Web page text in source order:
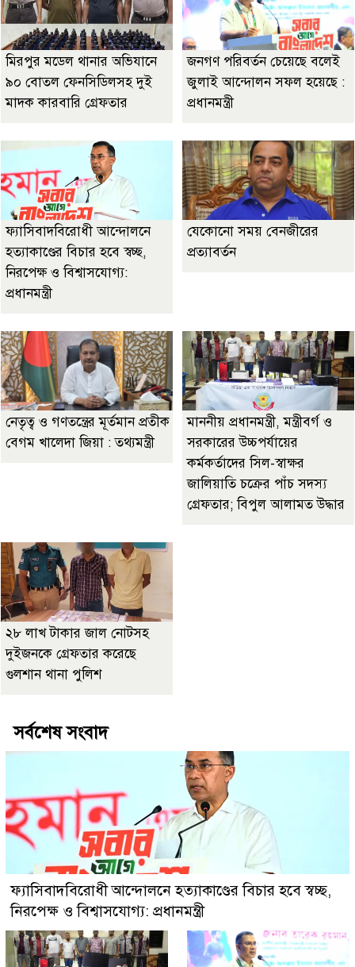
মিরপুর মডেল থানার অভিযানে
৯০ বোতল ফেনসিডিলসহ দুই
মাদক কারবারি গ্রেফতার
জনগণ পরিবর্তন চেয়েছে বলেই
জুলাই আন্দোলন সফল হয়েছে :
প্রধানমন্ত্রী
ফ্যাসিবাদবিরোধী আন্দোলনে
হত্যাকাণ্ডের বিচার হবে স্বচ্ছ,
নিরপেক্ষ ও বিশ্বাসযোগ্য:
প্রধানমন্ত্রী
যেকোনো সময় বেনজীরের
প্রত্যাবর্তন
নেতৃত্ব ও গণতন্ত্রের মূর্তমান প্রতীক
বেগম খালেদা জিয়া : তথ্যমন্ত্রী
মাননীয় প্রধানমন্ত্রী, মন্ত্রীবর্গ ও
সরকারের উচ্চপর্যায়ের
কর্মকর্তাদের সিল-স্বাক্ষর
জালিয়াতি চক্রের পাঁচ সদস্য
গ্রেফতার; বিপুল আলামত উদ্ধার
২৮ লাখ টাকার জাল নোটসহ
দুইজনকে গ্রেফতার করেছে
গুলশান থানা পুলিশ
সর্বশেষ সংবাদ
ফ্যাসিবাদবিরোধী আন্দোলনে হত্যাকাণ্ডের বিচার হবে স্বচ্ছ,
নিরপেক্ষ ও বিশ্বাসযোগ্য: প্রধানমন্ত্রী